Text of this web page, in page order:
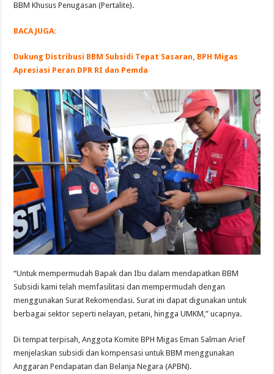
BBM Khusus Penugasan (Pertalite).
BACA JUGA:
Dukung Distribusi BBM Subsidi Tepat Sasaran, BPH Migas
Apresiasi Peran DPR RI dan Pemda
“Untuk mempermudah Bapak dan Ibu dalam mendapatkan BBM
Subsidi kami telah memfasilitasi dan mempermudah dengan
menggunakan Surat Rekomendasi. Surat ini dapat digunakan untuk
berbagai sektor seperti nelayan, petani, hingga UMKM,” ucapnya.
Di tempat terpisah, Anggota Komite BPH Migas Eman Salman Arief
menjelaskan subsidi dan kompensasi untuk BBM menggunakan
Anggaran Pendapatan dan Belanja Negara (APBN).